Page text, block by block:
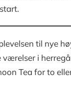
til nye
værelser i
Tea for to